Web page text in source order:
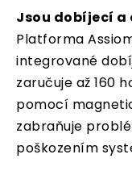
Jsou dobíjecí a
Platforma
integrované
zaručuje až 160
pomocí
zabraňuje
poškozením